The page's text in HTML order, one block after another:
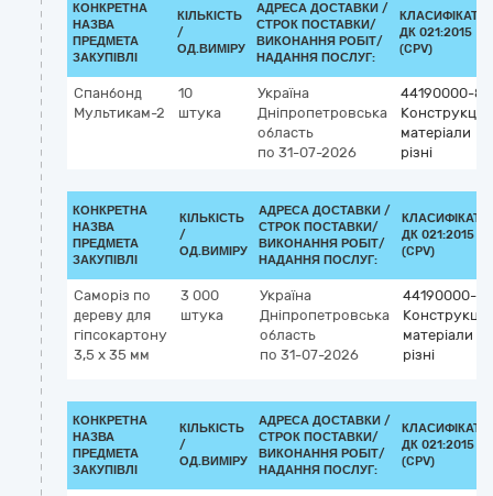
КОНКРЕТНА
НАЗВА
ПРЕДМЕТА
ЗАКУПІВЛІ
КІЛЬКІСТЬ
/
ОД.ВИМІРУ
АДРЕСА ДОСТАВКИ /
СТРОК ПОСТАВКИ/
ВИКОНАННЯ РОБІТ/
НАДАННЯ ПОСЛУГ:
ДК 021:2015
(CPV)
Спанбонд
Мультикам-2
10
штука
Україна
Дніпропетровська
область
по 31-07-2026
44190000-8
матеріали
різні
КОНКРЕТНА
НАЗВА
ПРЕДМЕТА
ЗАКУПІВЛІ
КІЛЬКІСТЬ
/
ОД.ВИМІРУ
АДРЕСА ДОСТАВКИ /
СТРОК ПОСТАВКИ/
ВИКОНАННЯ РОБІТ/
НАДАННЯ ПОСЛУГ:
ДК 021:2015
(CPV)
Саморіз по
дереву для
гіпсокартону
3,5 x 35 мм
3 000
штука
Україна
Дніпропетровська
область
по 31-07-2026
44190000-8
матеріали
різні
КОНКРЕТНА
НАЗВА
ПРЕДМЕТА
ЗАКУПІВЛІ
КІЛЬКІСТЬ
/
ОД.ВИМІРУ
АДРЕСА ДОСТАВКИ /
СТРОК ПОСТАВКИ/
ВИКОНАННЯ РОБІТ/
НАДАННЯ ПОСЛУГ:
ДК 021:2015
(CPV)